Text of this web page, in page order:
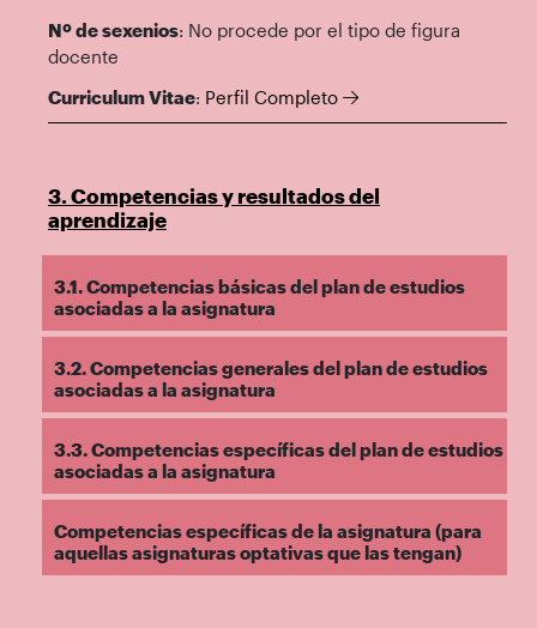
Nº de sexenios: No procede por el tipo de figura
docente
Curriculum Vitae: Perfil Completo
3. Competencias y resultados del
aprendizaje
3.1. Competencias básicas del plan de estudios
asociadas a la asignatura
3.2. Competencias generales del plan de estudios
asociadas a la asignatura
3.3. Competencias específicas del plan de estudios
asociadas a la asignatura
Competencias específicas de la asignatura (para
aquellas asignaturas optativas que las tengan)